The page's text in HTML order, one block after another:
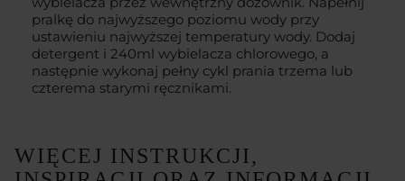
pralkę do najwyższego poziomu wody przy
ustawieniu najwyższej temperatury wody. Dodaj
detergent i 240ml wybielacza chlorowego, a
następnie wykonaj pełny cykl prania trzema lub
czterema starymi ręcznikami.
WIĘCEJ INSTRUKCJI,